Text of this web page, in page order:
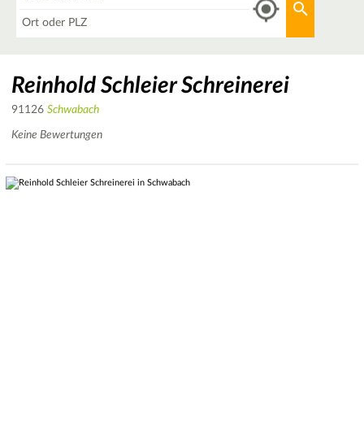
Reinhold Schleier Schreinerei
91126 Schwabach
Keine Bewertungen